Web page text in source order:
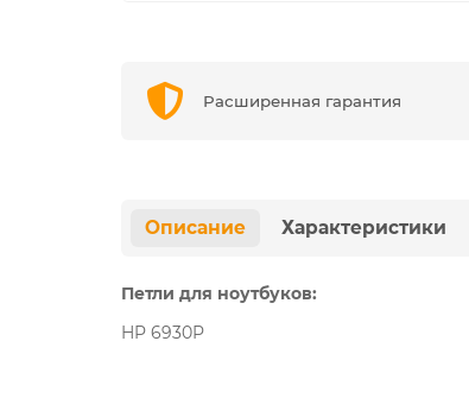
Расширенная гарантия
Описание Характеристики
Петли для ноутбуков:
HP 6930P